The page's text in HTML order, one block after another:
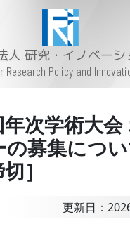
人 研究・イノベーシ
Policy and
次学術大会
募集につ
］
更新日：